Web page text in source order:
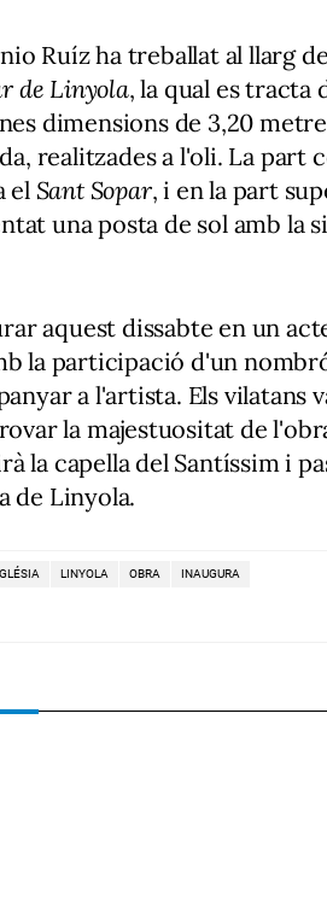
Ruíz ha treballat al llarg
de Linyola, la qual es tracta
dimensions de 3,20
realitzades a l'oli. La part
el Sant Sopar, i en la part
una posta de sol amb la
aquest dissabte en un
la participació d'un
a l'artista. Els vilatans
la majestuositat de
la capella del Santíssim i
de Linyola.
LINYOLA OBRA INAUGURA